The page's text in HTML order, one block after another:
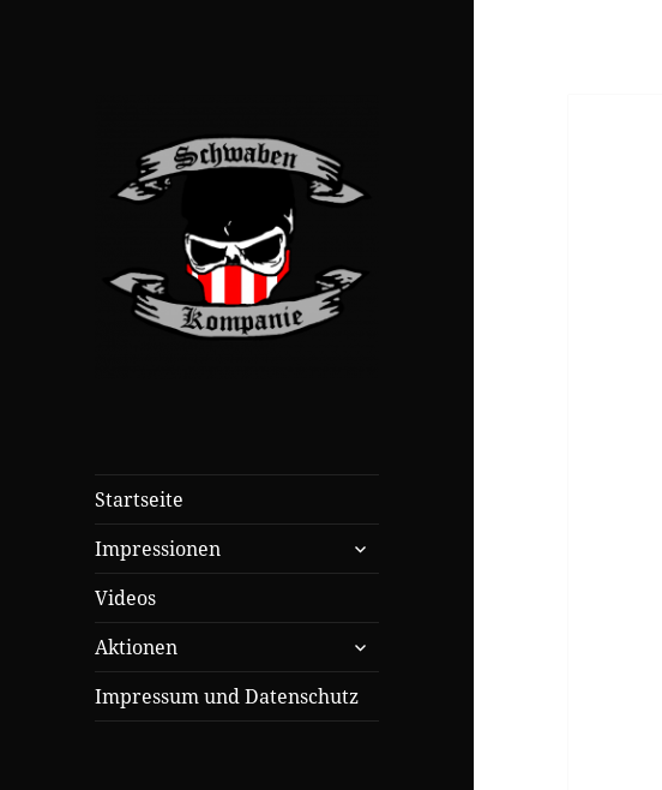
Startseite
Impressionen
untermenü
öffnen
Videos
Aktionen
untermenü
öffnen
Impressum und Datenschutz